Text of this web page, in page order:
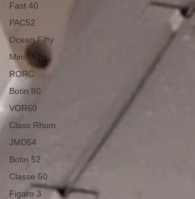
Fast 40
PAC52
Ocean Fifty
Mini 6.50
RORC
Botin 80
VOR60
Class Rhum
JMD54
Botin 52
Classe 50
Figaro 3